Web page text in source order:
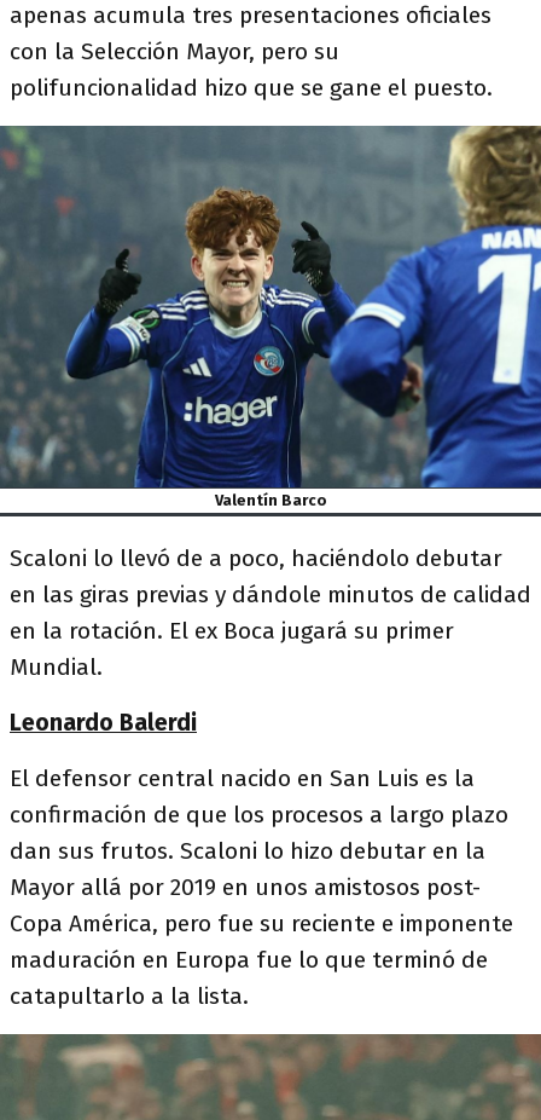
apenas acumula tres presentaciones oficiales
con la Selección Mayor, pero su
polifuncionalidad hizo que se gane el puesto.
Valentín Barco
Scaloni lo llevó de a poco, haciéndolo debutar
en las giras previas y dándole minutos de calidad
en la rotación. El ex Boca jugará su primer
Mundial.
Leonardo Balerdi
El defensor central nacido en San Luis es la
confirmación de que los procesos a largo plazo
dan sus frutos. Scaloni lo hizo debutar en la
Mayor allá por 2019 en unos amistosos post-
Copa América, pero fue su reciente e imponente
maduración en Europa fue lo que terminó de
catapultarlo a la lista.